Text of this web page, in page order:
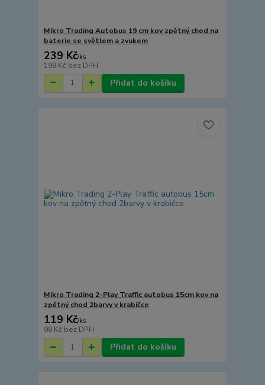
Mikro Trading Autobus 19 cm kov zpětný chod na
baterie se světlem a zvukem
239 Kč/ks
198 Kč bez DPH
Přidat do košíku
Mikro Trading 2-Play Traffic autobus 15cm kov na
zpětný chod 2barvy v krabičce
119 Kč/ks
98 Kč bez DPH
Přidat do košíku